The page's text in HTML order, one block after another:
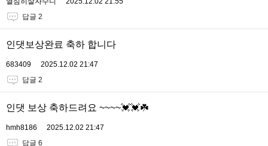
답글 2
인댓보상완료 축하 합니다
683409
2025.12.02 21:47
답글 2
인댓 보상 축하드려요 ~~~~💓💓☘️
hmh8186
2025.12.02 21:47
답글 6